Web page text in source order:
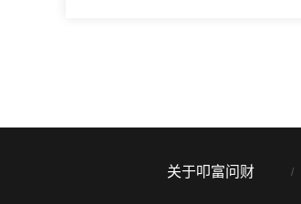
关于叩富问财 /